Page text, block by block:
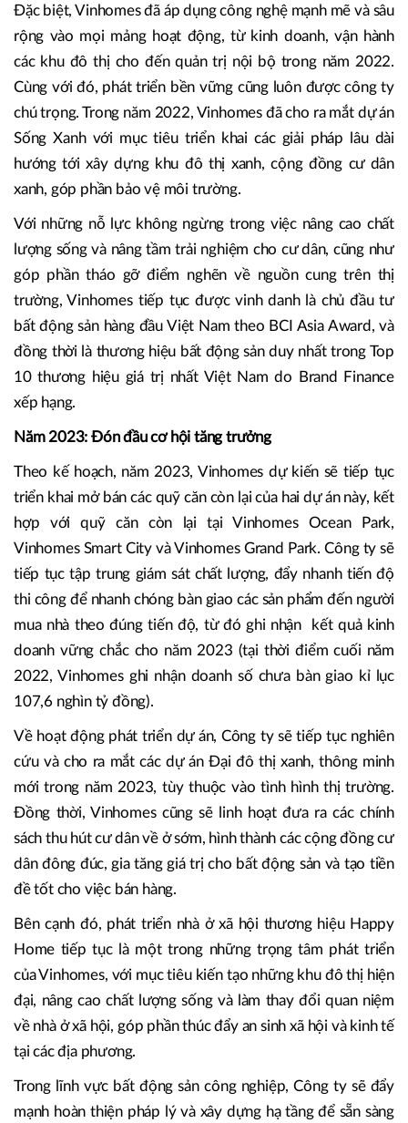
Đặc biệt, Vinhomes đã áp dụng công nghệ mạnh mẽ và sâu
rộng vào mọi mảng hoạt động, từ kinh doanh, vận hành
các khu đô thị cho đến quản trị nội bộ trong năm 2022.
Cùng với đó, phát triển bền vững cũng luôn được công ty
chú trọng. Trong năm 2022, Vinhomes đã cho ra mắt dự án
Sống Xanh với mục tiêu triển khai các giải pháp lâu dài
hướng tới xây dựng khu đô thị xanh, cộng đồng cư dân
xanh, góp phần bảo vệ môi trường.
Với những nỗ lực không ngừng trong việc nâng cao chất
lượng sống và nâng tầm trải nghiệm cho cư dân, cũng như
góp phần tháo gỡ điểm nghẽn về nguồn cung trên thị
trường, Vinhomes tiếp tục được vinh danh là chủ đầu tư
bất động sản hàng đầu Việt Nam theo BCI Asia Award, và
đồng thời là thương hiệu bất động sản duy nhất trong Top
10 thương hiệu giá trị nhất Việt Nam do Brand Finance
xếp hạng.
Năm 2023: Đón đầu cơ hội tăng trưởng
Theo kế hoạch, năm 2023, Vinhomes dự kiến sẽ tiếp tục
triển khai mở bán các quỹ căn còn lại của hai dự án này, kết
hợp với quỹ căn còn lại tại Vinhomes Ocean Park,
Vinhomes Smart City và Vinhomes Grand Park. Công ty sẽ
tiếp tục tập trung giám sát chất lượng, đẩy nhanh tiến độ
thi công để nhanh chóng bàn giao các sản phẩm đến người
mua nhà theo đúng tiến độ, từ đó ghi nhận kết quả kinh
doanh vững chắc cho năm 2023 (tại thời điểm cuối năm
2022, Vinhomes ghi nhận doanh số chưa bàn giao kỉ lục
107,6 nghìn tỷ đồng).
Về hoạt động phát triển dự án, Công ty sẽ tiếp tục nghiên
cứu và cho ra mắt các dự án Đại đô thị xanh, thông minh
mới trong năm 2023, tùy thuộc vào tình hình thị trường.
Đồng thời, Vinhomes cũng sẽ linh hoạt đưa ra các chính
sách thu hút cư dân về ở sớm, hình thành các cộng đồng cư
dân đông đúc, gia tăng giá trị cho bất động sản và tạo tiền
đề tốt cho việc bán hàng.
Bên cạnh đó, phát triển nhà ở xã hội thương hiệu Happy
Home tiếp tục là một trong những trọng tâm phát triển
của Vinhomes, với mục tiêu kiến tạo những khu đô thị hiện
đại, nâng cao chất lượng sống và làm thay đổi quan niệm
về nhà ở xã hội, góp phần thúc đẩy an sinh xã hội và kinh tế
tại các địa phương.
Trong lĩnh vực bất động sản công nghiệp, Công ty sẽ đẩy
mạnh hoàn thiện pháp lý và xây dựng hạ tầng để sẵn sàng